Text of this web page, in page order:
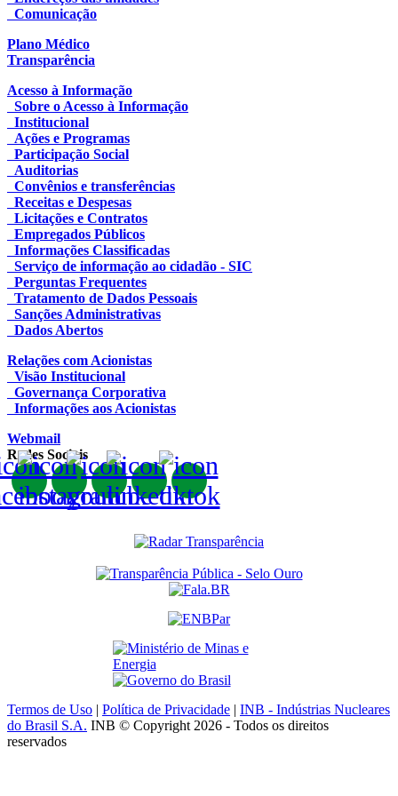
Comunicação
Plano Médico
Transparência
Acesso à Informação
Sobre o Acesso à Informação
Institucional
Ações e Programas
Participação Social
Auditorias
Convênios e transferências
Receitas e Despesas
Licitações e Contratos
Empregados Públicos
Informações Classificadas
Serviço de informação ao cidadão - SIC
Perguntas Frequentes
Tratamento de Dados Pessoais
Sanções Administrativas
Dados Abertos
Relações com Acionistas
Visão Institucional
Governança Corporativa
Informações aos Acionistas
Webmail
Redes Sociais
Termos de Uso | Política de Privacidade | INB - Indústrias Nucleares
do Brasil S.A. INB © Copyright 2026 - Todos os direitos
reservados